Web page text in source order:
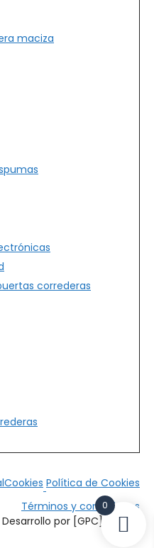
maciza
correderas
por [GPC]*
Cookies Política de Cookies
Términos y condiciones
0